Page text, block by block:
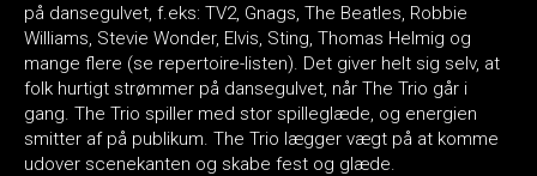
på dansegulvet, f.eks: TV2, Gnags, The Beatles, Robbie
Williams, Stevie Wonder, Elvis, Sting, Thomas Helmig og
mange flere (se repertoire-listen). Det giver helt sig selv, at
folk hurtigt strømmer på dansegulvet, når The Trio går i
gang. The Trio spiller med stor spilleglæde, og energien
smitter af på publikum. The Trio lægger vægt på at komme
udover scenekanten og skabe fest og glæde.